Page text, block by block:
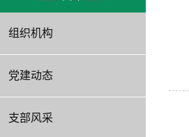
组织机构
党建动态
支部风采